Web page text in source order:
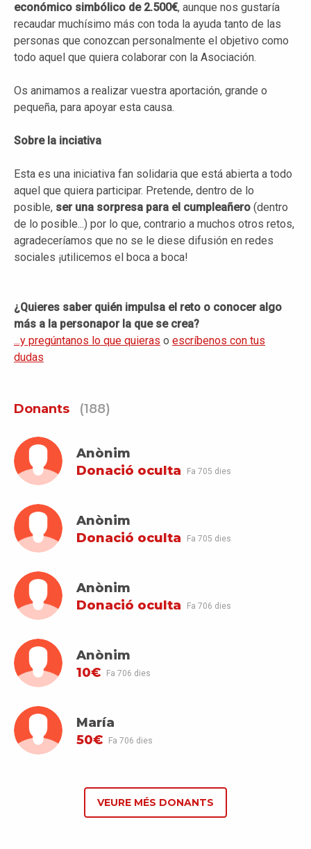
económico simbólico de 2.500€, aunque nos gustaría
recaudar muchísimo más con toda la ayuda tanto de las
personas que conozcan personalmente el objetivo como
todo aquel que quiera colaborar con la Asociación.
Os animamos a realizar vuestra aportación, grande o
pequeña, para apoyar esta causa.
Sobre la inciativa
Esta es una iniciativa fan solidaria que está abierta a todo
aquel que quiera participar. Pretende, dentro de lo
posible, ser una sorpresa para el cumpleañero (dentro
de lo posible...) por lo que, contrario a muchos otros retos,
agradeceríamos que no se le diese difusión en redes
sociales ¡utilicemos el boca a boca!
¿Quieres saber quién impulsa el reto o conocer algo
más a la personapor la que se crea?
...y pregúntanos lo que quieras o escríbenos con tus
dudas
Donants (188)
Anònim
Donació oculta
Fa 705 dies
Anònim
Donació oculta
Fa 705 dies
Anònim
Donació oculta
Fa 706 dies
Anònim
10€
Fa 706 dies
María
50€
Fa 706 dies
VEURE MÉS DONANTS